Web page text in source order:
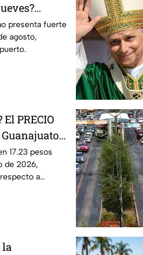
al
presenta fuerte
agosto,
El PRECIO
HOY 6 de
17.23 pesos
de 2026,
a
la